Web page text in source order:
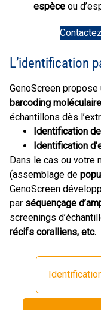
espèce ou
L’identification
GenoScreen
barcoding moléculaire
échantillons dès
Identification
Identification
Dans le cas ou
(assemblage de
GenoScreen
par séquençage
screenings
récifs coralliens, etc.